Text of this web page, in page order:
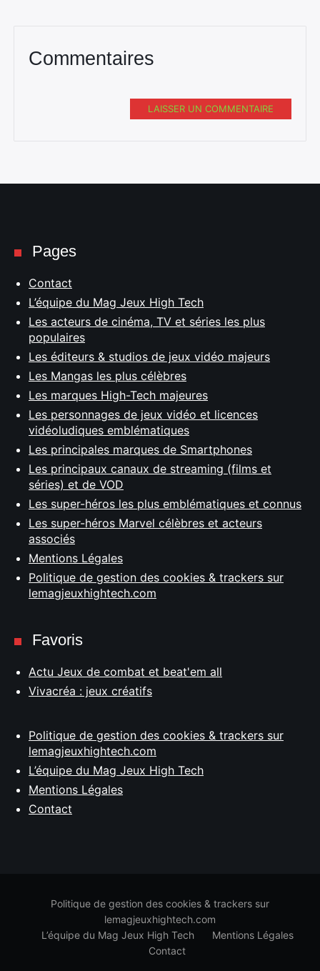
Commentaires
LAISSER UN COMMENTAIRE
Pages
Contact
L’équipe du Mag Jeux High Tech
Les acteurs de cinéma, TV et séries les plus
populaires
Les éditeurs & studios de jeux vidéo majeurs
Les Mangas les plus célèbres
Les marques High-Tech majeures
Les personnages de jeux vidéo et licences
vidéoludiques emblématiques
Les principales marques de Smartphones
Les principaux canaux de streaming (films et
séries) et de VOD
Les super-héros les plus emblématiques et connus
Les super-héros Marvel célèbres et acteurs
associés
Mentions Légales
Politique de gestion des cookies & trackers sur
lemagjeuxhightech.com
Favoris
Actu Jeux de combat et beat'em all
Vivacréa : jeux créatifs
Politique de gestion des cookies & trackers sur
lemagjeuxhightech.com
L’équipe du Mag Jeux High Tech
Mentions Légales
Contact
Politique de gestion des cookies & trackers sur
lemagjeuxhightech.com
L’équipe du Mag Jeux High Tech
Mentions Légales
Contact